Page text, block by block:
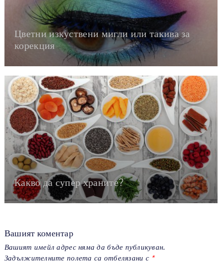
Цветни изкуствени мигли или такива за
корекция
Какво да супер храните?
Вашият коментар
Вашият имейл адрес няма да бъде публикуван.
Задължителните полета са отбелязани с *